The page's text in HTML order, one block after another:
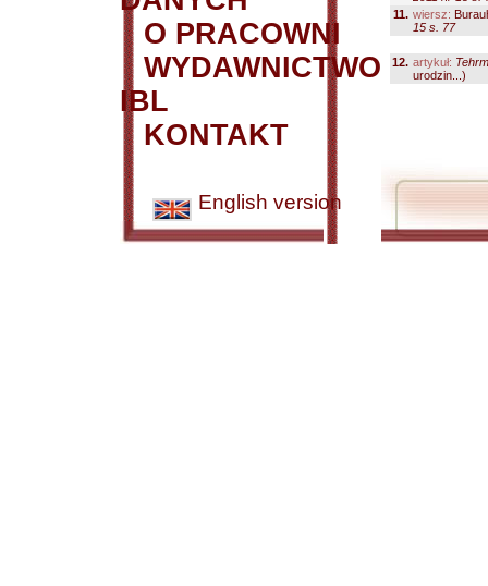
O PRACOWNI
WYDAWNICTWO
IBL
KONTAKT
English version
11. wiersz:
15 s. 77
12. artykuł:
urodzin...)